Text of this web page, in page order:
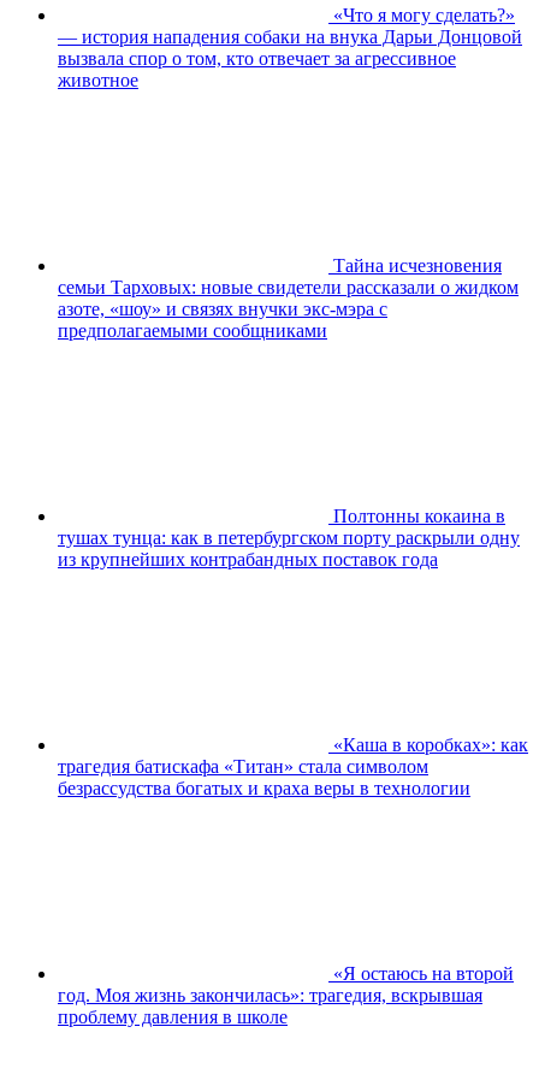
«Что я могу сделать?»
— история нападения собаки на внука Дарьи Донцовой
вызвала спор о том, кто отвечает за агрессивное
животное
Тайна исчезновения
семьи Тарховых: новые свидетели рассказали о жидком
азоте, «шоу» и связях внучки экс-мэра с
предполагаемыми сообщниками
Полтонны кокаина в
тушах тунца: как в петербургском порту раскрыли одну
из крупнейших контрабандных поставок года
«Каша в коробках»: как
трагедия батискафа «Титан» стала символом
безрассудства богатых и краха веры в технологии
«Я остаюсь на второй
год. Моя жизнь закончилась»: трагедия, вскрывшая
проблему давления в школе